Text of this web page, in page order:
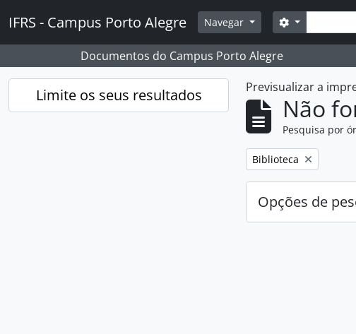
IFRS - Campus Porto Alegre Navegar Pesquisar
Opções de
Documentos do Campus Porto Alegre
Limite os seus resultados Previsualizar a
Não
Pesquisa por
Remover filtro:
Biblioteca
Opções de